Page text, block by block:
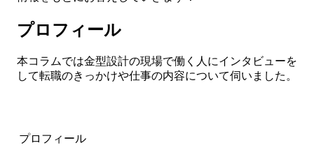
プロフィール
本コラムでは金型設計の現場で働く人にインタビューを
して転職のきっかけや仕事の内容について伺いました。
プロフィール